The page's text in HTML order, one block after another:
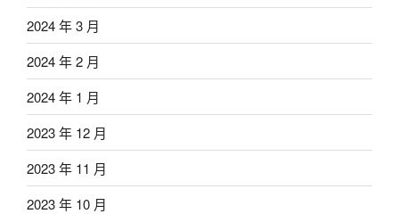
2024 年 3 月
2024 年 2 月
2024 年 1 月
2023 年 12 月
2023 年 11 月
2023 年 10 月